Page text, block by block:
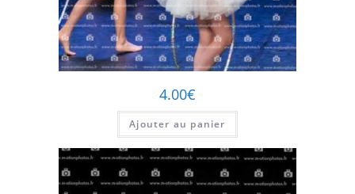
4.00€
Ajouter au panier